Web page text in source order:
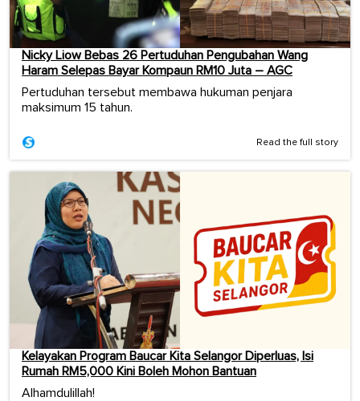
Nicky Liow Bebas 26 Pertuduhan Pengubahan Wang
Haram Selepas Bayar Kompaun RM10 Juta – AGC
Pertuduhan tersebut membawa hukuman penjara
maksimum 15 tahun.
Read the full story
Kelayakan Program Baucar Kita Selangor Diperluas, Isi
Rumah RM5,000 Kini Boleh Mohon Bantuan
Alhamdulillah!